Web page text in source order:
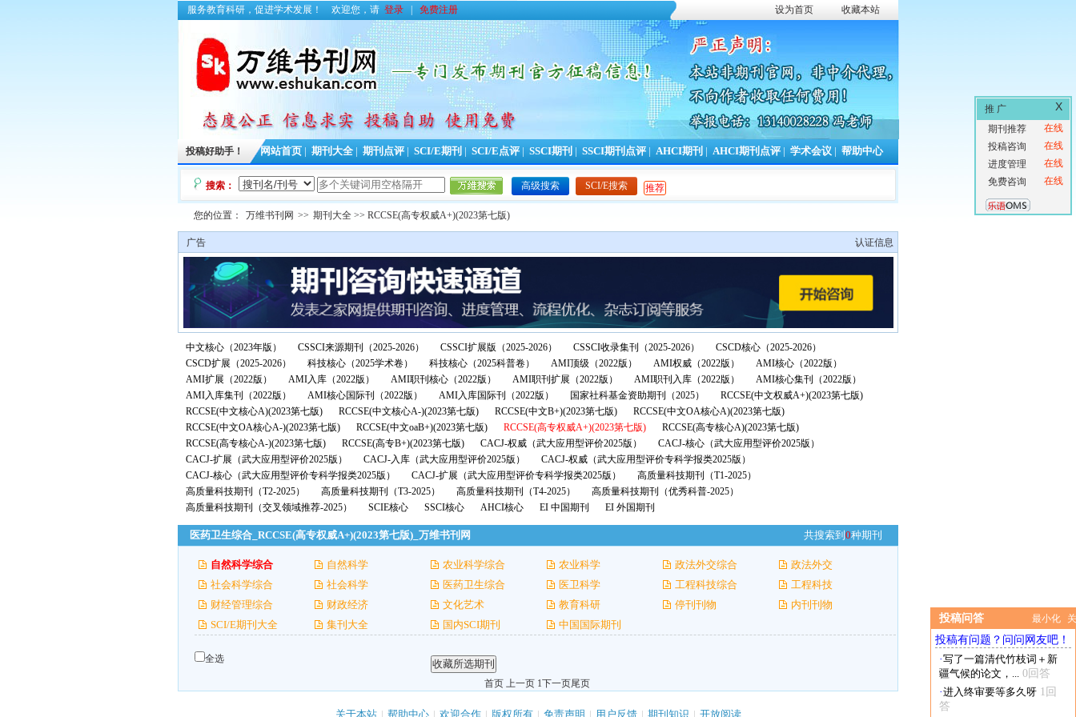
服务教育科研，促进学术发展！ 欢迎您，请 登录 免费注册 设为首页 收藏本站
投稿好助手！ 网站首页 期刊大全 期刊点评 SCI/E期刊 SCI/E点评 SSCI期刊 SSCI期刊点评 AHCI期刊 AHCI期刊点评 学术会议 帮助中心
搜索： 高级搜索 SCI/E搜索 推荐
投稿问答 最小化
投稿有问题？问问网友吧！
·写了一篇清代竹枝词＋新
疆气候的论文，... 0回答
·进入终审要等多久呀 1回
答
您的位置： 万维书刊网 >> 期刊大全 >> RCCSE(高专权威A+)(2023第七版)
认证信息
广告
中文核心（2023年版） CSSCI来源期刊（2025-2026） CSSCI扩展版（2025-2026） CSSCI收录集刊（2025-2026）
CSCD核心（2025-2026）
CSCD扩展（2025-2026）
科技核心（2025学术卷） 科技核心（2025科普卷） AMI顶级（2022版） AMI权威（2022版）
AMI核心（2022版）
AMI扩展（2022版）
AMI入库（2022版） AMI职刊核心（2022版） AMI职刊扩展（2022版） AMI职刊入库（2022版）
AMI核心集刊（2022版）
AMI入库集刊（2022版）
AMI核心国际刊（2022版） AMI入库国际刊（2022版） 国家社科基金资助期刊（2025）
RCCSE(中文权威A+)(2023第七版)
RCCSE(中文核心A)(2023第七版)
RCCSE(中文核心A-)(2023第七版) RCCSE(中文B+)(2023第七版)
RCCSE(中文OA核心A)(2023第七版)
RCCSE(中文OA核心A-)(2023第七版)
RCCSE(中文oaB+)(2023第七版) RCCSE(高专权威A+)(2023第七版)
RCCSE(高专核心A)(2023第七版)
RCCSE(高专核心A-)(2023第七版)
RCCSE(高专B+)(2023第七版) CACJ-权威（武大应用型评价2025版）
CACJ-核心（武大应用型评价2025版）
CACJ-扩展（武大应用型评价2025版）
CACJ-入库（武大应用型评价2025版）
CACJ-权威（武大应用型评价专科学报类2025版）
CACJ-核心（武大应用型评价专科学报类2025版）
CACJ-扩展（武大应用型评价专科学报类2025版）
高质量科技期刊（T1-2025）
高质量科技期刊（T2-2025）
高质量科技期刊（T3-2025） 高质量科技期刊（T4-2025）
高质量科技期刊（优秀科普-2025）
高质量科技期刊（交叉领域推荐-2025）
SCIE核心 SSCI核心 AHCI核心 EI 中国期刊 EI 外国期刊
医药卫生综合_RCCSE(高专权威A+)(2023第七版)_万维书刊网 共搜索到 0种期刊
自然科学综合 自然科学 农业科学综合 农业科学 政法外交综合
政法外交
社会科学综合
社会科学 医药卫生综合 医卫科学 工程科技综合
工程科技
财经管理综合
财政经济 文化艺术 教育科研 停刊刊物
内刊刊物
SCI/E期刊大全
集刊大全 国内SCI期刊 中国国际期刊
全选
首页 上一页 1下一页尾页
关于本站 | 帮助中心 | 欢迎合作 | 版权所有 | 免责声明 | 用户反馈 | 期刊知识 | 开放阅读
X
推 广
在线
期刊推荐
在线
投稿咨询
在线
进度管理
在线
免费咨询